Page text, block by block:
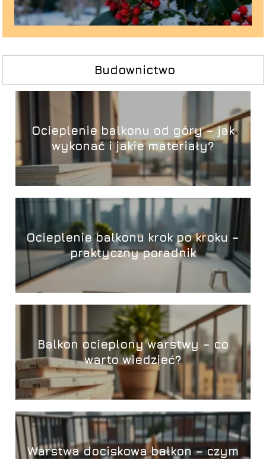
Budownictwo
Ocieplenie balkonu od góry – jak
wykonać i jakie materiały?
Ocieplenie balkonu krok po kroku –
praktyczny poradnik
Balkon ocieplony warstwy – co
warto wiedzieć?
Warstwa dociskowa balkon – czym